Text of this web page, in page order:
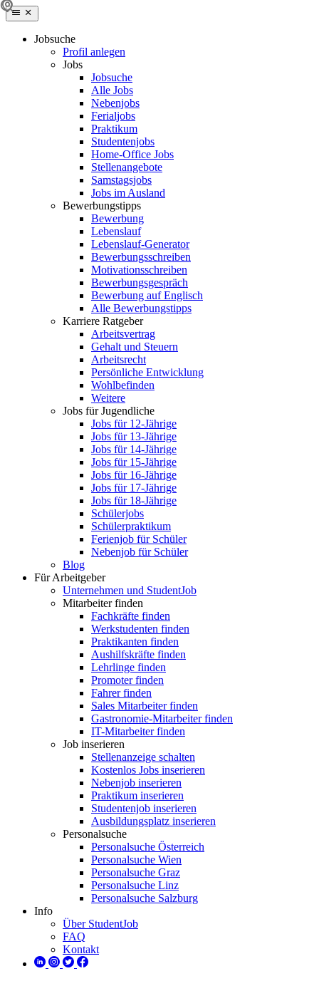
Jobsuche
Profil anlegen
Jobs
Jobsuche
Alle Jobs
Nebenjobs
Ferialjobs
Praktikum
Studentenjobs
Home-Office Jobs
Stellenangebote
Samstagsjobs
Jobs im Ausland
Bewerbungstipps
Bewerbung
Lebenslauf
Lebenslauf-Generator
Bewerbungsschreiben
Motivationsschreiben
Bewerbungsgespräch
Bewerbung auf Englisch
Alle Bewerbungstipps
Karriere Ratgeber
Arbeitsvertrag
Gehalt und Steuern
Arbeitsrecht
Persönliche Entwicklung
Wohlbefinden
Weitere
Jobs für Jugendliche
Jobs für 12-Jährige
Jobs für 13-Jährige
Jobs für 14-Jährige
Jobs für 15-Jährige
Jobs für 16-Jährige
Jobs für 17-Jährige
Jobs für 18-Jährige
Schülerjobs
Schülerpraktikum
Ferienjob für Schüler
Nebenjob für Schüler
Blog
Für Arbeitgeber
Unternehmen und StudentJob
Mitarbeiter finden
Fachkräfte finden
Werkstudenten finden
Praktikanten finden
Aushilfskräfte finden
Lehrlinge finden
Promoter finden
Fahrer finden
Sales Mitarbeiter finden
Gastronomie-Mitarbeiter finden
IT-Mitarbeiter finden
Job inserieren
Stellenanzeige schalten
Kostenlos Jobs inserieren
Nebenjob inserieren
Praktikum inserieren
Studentenjob inserieren
Ausbildungsplatz inserieren
Personalsuche
Personalsuche Österreich
Personalsuche Wien
Personalsuche Graz
Personalsuche Linz
Personalsuche Salzburg
Info
Über StudentJob
FAQ
Kontakt